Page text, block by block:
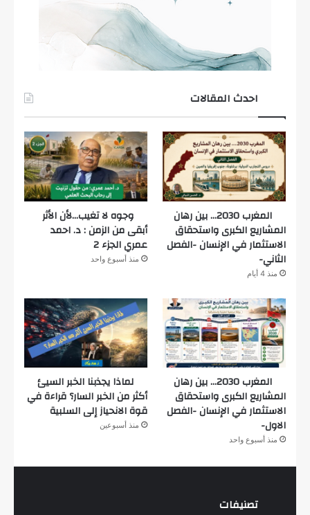
احدث المقالات
المغرب 2030… بين رهان
المشاريع الكبرى واستحقاق
الاستثمار في الإنسان -الفصل
الثاني-
منذ 4 أيام
وجوه لا تغيب…لأن الأثر
أبقى من الزمن : د. احمد
عمري الجزء 2
منذ أسبوع واحد
المغرب 2030… بين رهان
المشاريع الكبرى واستحقاق
الاستثمار في الإنسان -الفصل
الاول-
منذ أسبوع واحد
لماذا يجذبنا الخبر السيئ
أكثر من الخبر السار؟ قراءة في
قوة الانحياز إلى السلبية
منذ أسبوعين
تصنيفات